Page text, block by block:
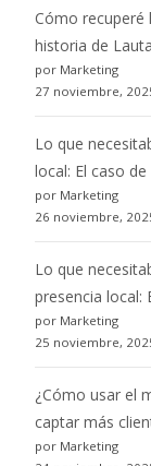
Cómo
historia de
por Marketing
27 noviembre,
Lo que
local: El caso de
por Marketing
26 noviembre,
Lo que
presencia local:
por Marketing
25 noviembre,
¿Cómo usar el
captar más
por Marketing